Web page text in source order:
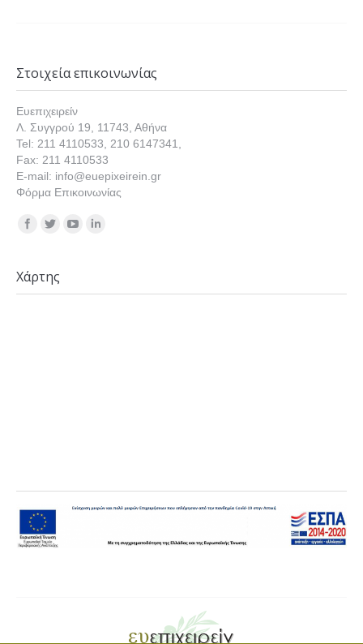
Στοιχεία επικοινωνίας
Ευεπιχειρείν
Λ. Συγγρού 19, 11743, Αθήνα
Tel: 211 4110533, 210 6147341,
Fax: 211 4110533
E-mail: info@euepixeirein.gr
Φόρμα Επικοινωνίας
Find us on:
Χάρτης